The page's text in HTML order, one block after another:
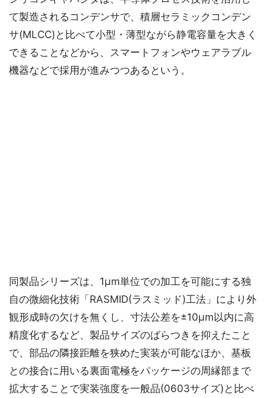
て製造されるコンデンサで、積層セラミックコンデン
サ(MLCC)と比べて小型・薄型ながら静電容量を大きく
できることなどから、スマートフォンやウェアラブル
機器などで採用が進みつつあるという。
同製品シリーズは、1μm単位での加工を可能にする独
自の微細化技術「RASMID(ラスミッド)工法」により外
観形成時の欠けを無くし、寸法公差を±10µm以内に高
精度化するなど、製品サイズのばらつきを抑えたこと
で、部品の隣接距離を狭めた実装が可能なほか、基板
との接合に用いる裏面電極をパッケージの周縁部まで
拡大することで実装強度を一般品(0603サイズ)と比べ